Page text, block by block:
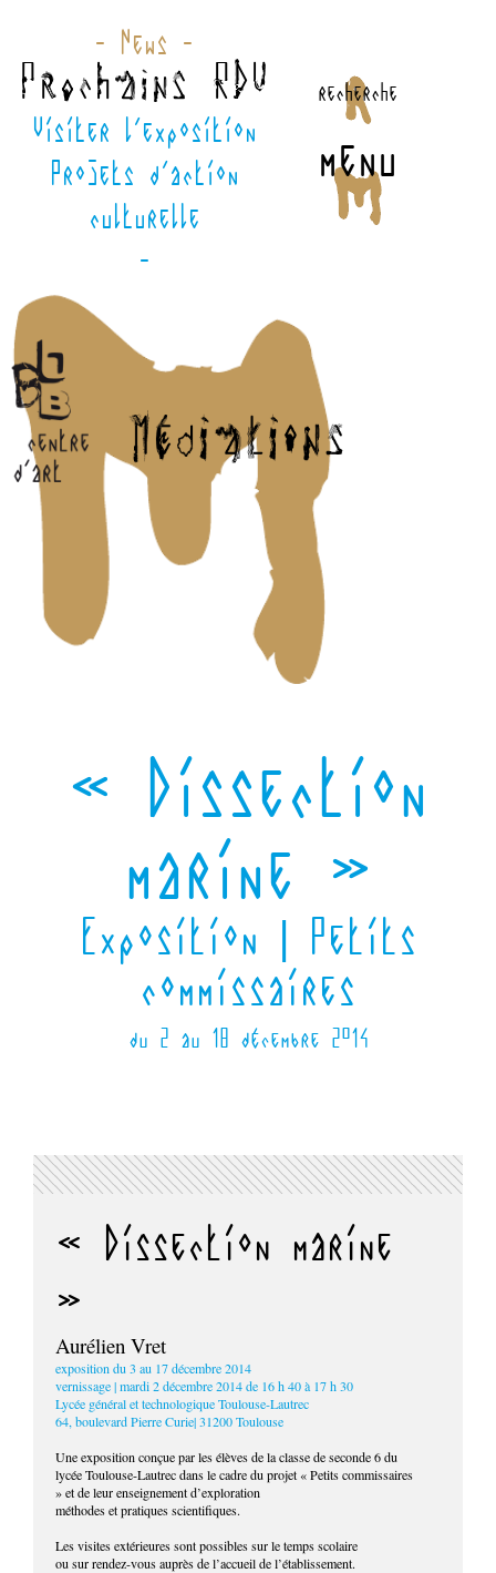
recherche
menu
- News -
Prochains RDV
Visiter l'exposition
Projets d'action
culturelle
-
« Dissection
marine »
Exposition | Petits
commissaires
du 2 au 18 décembre 2014
« Dissection marine
»
Aurélien Vret
exposition du 3 au 17 décembre 2014
vernissage | mardi 2 décembre 2014 de 16 h 40 à 17 h 30
Lycée général et technologique Toulouse-Lautrec
64, boulevard Pierre Curie| 31200 Toulouse
Une exposition conçue par les élèves de la classe de seconde 6 du
lycée Toulouse-Lautrec dans le cadre du projet « Petits commissaires
» et de leur enseignement d’exploration
méthodes et pratiques scientifiques.
Les visites extérieures sont possibles sur le temps scolaire
ou sur rendez-vous auprès de l’accueil de l’établissement.